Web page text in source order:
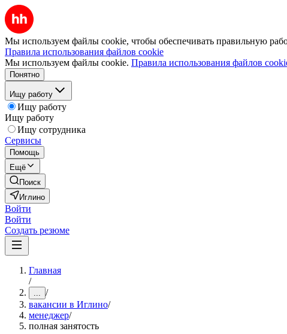
Мы используем файлы cookie, чтобы обеспечивать правильную
Правила использования файлов cookie
Мы используем файлы cookie. Правила использования файлов
Понятно
Ищу работу
Ищу работу
Ищу работу
Ищу сотрудника
Сервисы
Помощь
Ещё
Поиск
Иглино
Войти
Войти
Создать резюме
Главная
/
... /
вакансии в Иглино/
менеджер/
полная занятость